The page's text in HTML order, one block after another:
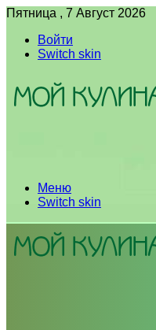
Пятница , 7 Август 2026
Войти
Switch skin
Меню
Switch skin